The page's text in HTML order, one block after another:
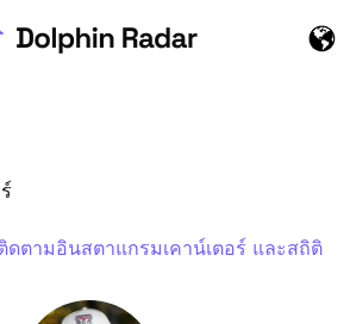
ดตามอินสตาแกรมเคาน์เตอร์ และสถิติ